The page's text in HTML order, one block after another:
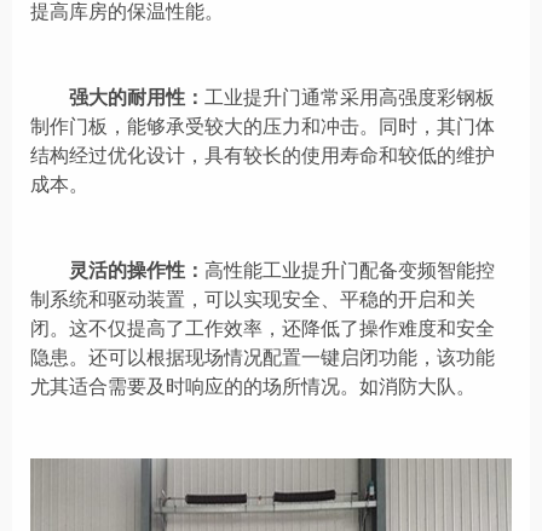
提高库房的保温性能。
强大的耐用性： 工业提升门通常采用高强度彩钢板
制作门板 ，能够承受较大的压力和冲击。同时，其门体
结构经过优化设计，具有较长的使用寿命和较低的维护
成本。
灵活的操作性： 高性能工业提升门配备变频智能控
制系统和驱动装置，可以实现安全 、平稳的开启和关
闭。这不仅提高了工作效率，还降低了操作难度和安全
隐患。 还可以根据现场情况配置一键启闭功能，该功能
尤其适合需要及时响应的的场所情况。如消防大队。